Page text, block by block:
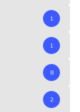
1
1
8
2